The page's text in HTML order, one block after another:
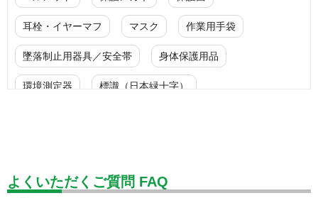
耳栓・イヤーマフ マスク 作業用手袋
墜落制止用器具／安全帯 身体保護用品
環境測定器 標識（日本緑十字）
設備用品・作業補助用品 工事作業用品
よくいただくご質問 FAQ